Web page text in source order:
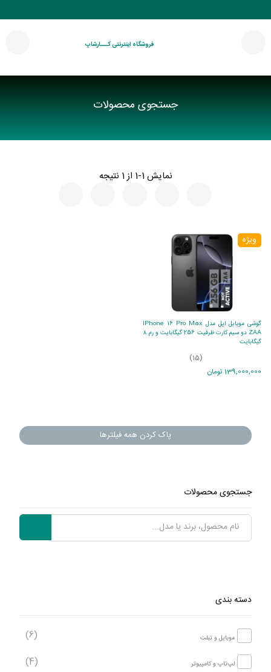
فروشگاه اینترنتی کـــارشاپ
جستجوی محصولات
پاک کردن همه فیلترها
جستجوی محصولات
دسته بندی
موبایل و تبلت (6)
لپ‌تاپ و کامپیوتر (4)
نمایش 1-1 از 1 نتیجه
ویژه
گوشی موبایل اپل مدل IPhone 16 Pro Max
ZAA دو سیم کارت ظرفیت 256 گیگابایت و رم 8
گیگابایت
(15)
139,000,000 تومان